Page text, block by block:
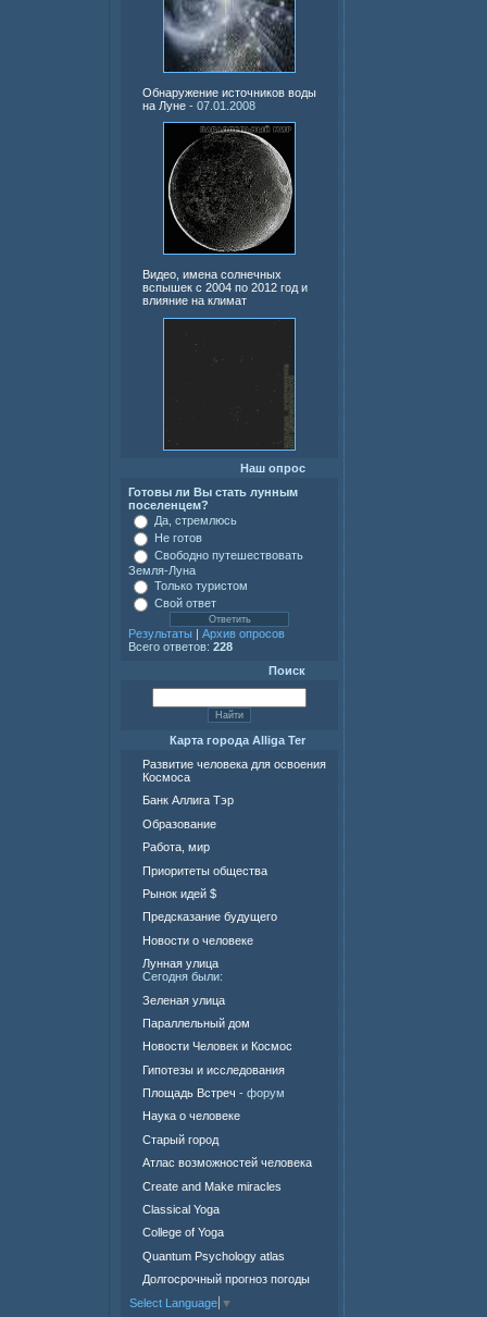
Обнаружение источников воды
на Луне - 07.01.2008
Видео, имена солнечных
вспышек с 2004 по 2012 год и
влияние на климат
Наш опрос
Готовы ли Вы стать лунным
поселенцем?
Да, стремлюсь
Не готов
Свободно путешествовать
Земля-Луна
Только туристом
Свой ответ
Результаты | Архив опросов
Всего ответов: 228
Поиск
Карта города Alliga Ter
Развитие человека для освоения
Космоса
Банк Аллига Тэр
Образование
Работа, мир
Приоритеты общества
Рынок идей $
Предсказание будущего
Новости о человеке
Лунная улица
Сегодня были:
Зеленая улица
Параллельный дом
Новости Человек и Космос
Гипотезы и исследования
Площадь Встреч - форум
Наука о человеке
Старый город
Атлас возможностей человека
Create and Make miracles
Classical Yoga
College of Yoga
Quantum Psychology atlas
Долгосрочный прогноз погоды
Select Language ▼